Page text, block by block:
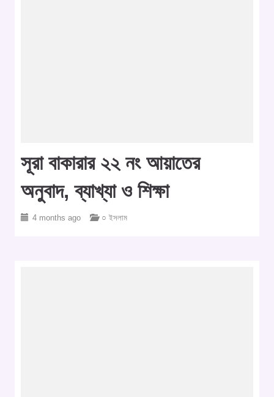
সূরা বাকারার ২২ নং আয়াতের
অনুবাদ, ব্যাখ্যা ও শিক্ষা
4 months ago ○ ইসলাম